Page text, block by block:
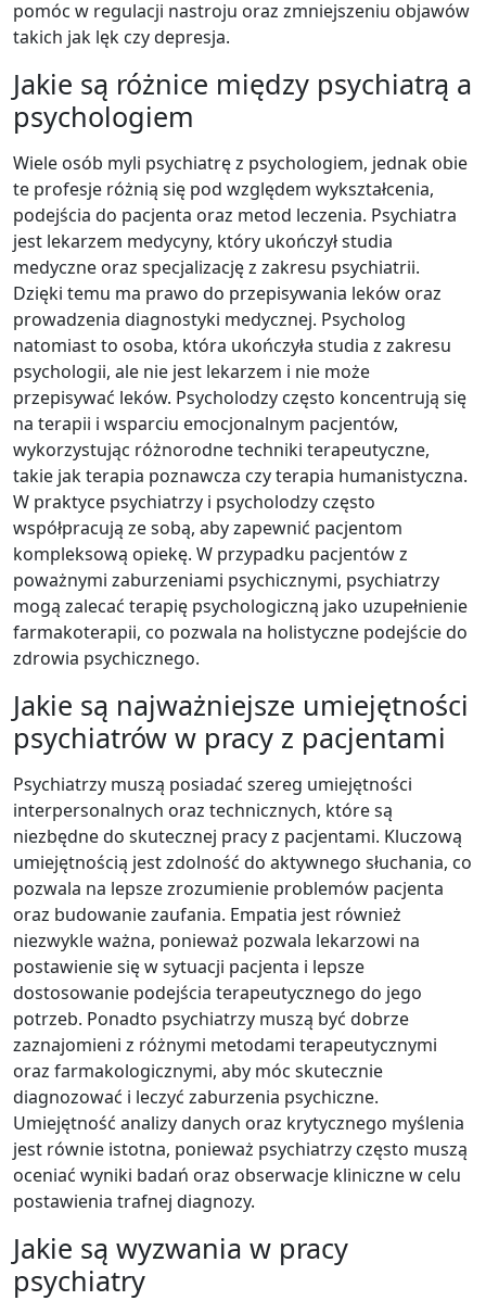
pomóc w regulacji nastroju oraz zmniejszeniu objawów
takich jak lęk czy depresja.
Jakie są różnice między psychiatrą a
psychologiem
Wiele osób myli psychiatrę z psychologiem, jednak obie
te profesje różnią się pod względem wykształcenia,
podejścia do pacjenta oraz metod leczenia. Psychiatra
jest lekarzem medycyny, który ukończył studia
medyczne oraz specjalizację z zakresu psychiatrii.
Dzięki temu ma prawo do przepisywania leków oraz
prowadzenia diagnostyki medycznej. Psycholog
natomiast to osoba, która ukończyła studia z zakresu
psychologii, ale nie jest lekarzem i nie może
przepisywać leków. Psycholodzy często koncentrują się
na terapii i wsparciu emocjonalnym pacjentów,
wykorzystując różnorodne techniki terapeutyczne,
takie jak terapia poznawcza czy terapia humanistyczna.
W praktyce psychiatrzy i psycholodzy często
współpracują ze sobą, aby zapewnić pacjentom
kompleksową opiekę. W przypadku pacjentów z
poważnymi zaburzeniami psychicznymi, psychiatrzy
mogą zalecać terapię psychologiczną jako uzupełnienie
farmakoterapii, co pozwala na holistyczne podejście do
zdrowia psychicznego.
Jakie są najważniejsze umiejętności
psychiatrów w pracy z pacjentami
Psychiatrzy muszą posiadać szereg umiejętności
interpersonalnych oraz technicznych, które są
niezbędne do skutecznej pracy z pacjentami. Kluczową
umiejętnością jest zdolność do aktywnego słuchania, co
pozwala na lepsze zrozumienie problemów pacjenta
oraz budowanie zaufania. Empatia jest również
niezwykle ważna, ponieważ pozwala lekarzowi na
postawienie się w sytuacji pacjenta i lepsze
dostosowanie podejścia terapeutycznego do jego
potrzeb. Ponadto psychiatrzy muszą być dobrze
zaznajomieni z różnymi metodami terapeutycznymi
oraz farmakologicznymi, aby móc skutecznie
diagnozować i leczyć zaburzenia psychiczne.
Umiejętność analizy danych oraz krytycznego myślenia
jest równie istotna, ponieważ psychiatrzy często muszą
oceniać wyniki badań oraz obserwacje kliniczne w celu
postawienia trafnej diagnozy.
Jakie są wyzwania w pracy
psychiatry